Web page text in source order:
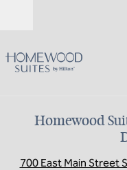
Homewood
700 East Main Street